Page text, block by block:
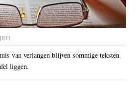
van verlangen blijven sommige teksten
liggen.